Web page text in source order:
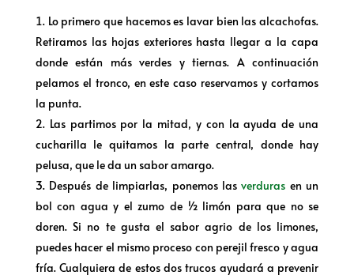
Lo primero que hacemos es lavar bien las alcachofas.
Retiramos las hojas exteriores hasta llegar a la capa
donde están más verdes y tiernas. A continuación
pelamos el tronco, en este caso reservamos y cortamos
la punta.
Las partimos por la mitad, y con la ayuda de una
cucharilla le quitamos la parte central, donde hay
pelusa, que le da un sabor amargo.
Después de limpiarlas, ponemos lasverduras en un
bol con agua y el zumo de ½ limón para que no se
doren. Si no te gusta el sabor agrio de los limones,
puedes hacer el mismo proceso con perejil fresco y agua
fría. Cualquiera de estos dos trucos ayudará a prevenir